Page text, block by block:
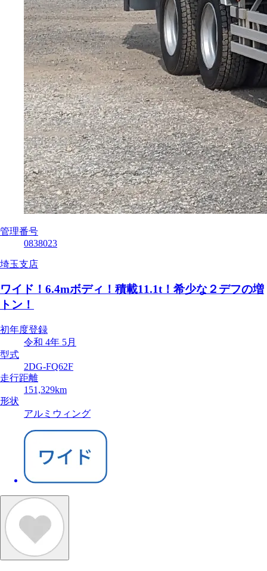
管理番号
0838023
埼玉支店
ワイド！6.4mボディ！積載11.1t！希少な２デフの増
トン！
初年度登録
令和 4年 5月
型式
2DG-FQ62F
走行距離
151,329km
形状
アルミウィング